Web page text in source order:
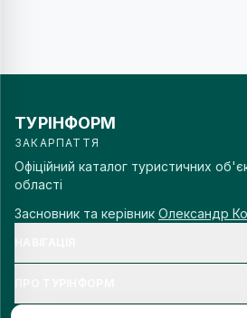
ТУРІНФОРМ
ЗАКАРПАТТЯ
Офіційний каталог туристичних
області
Засновник та керівник Олександр